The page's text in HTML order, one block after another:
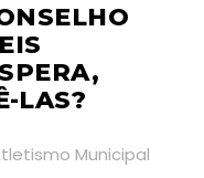
LAS?
Municipal